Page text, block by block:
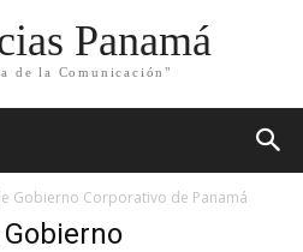
Panamá
de la Comunicación"
Gobierno Corporativo de Panamá